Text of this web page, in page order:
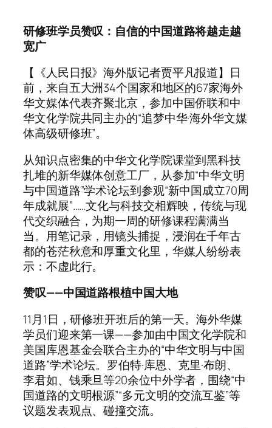
研修班学员赞叹：自信的中国道路将越走越
宽广
【《人民日报》海外版记者贾平凡报道】日
前，来自五大洲34个国家和地区的67家海外
华文媒体代表齐聚北京，参加中国侨联和中
华文化学院共同主办的“追梦中华·海外华文媒
体高级研修班”。
从知识点密集的中华文化学院课堂到黑科技
扎堆的新华媒体创意工厂，从参加“中华文明
与中国道路”学术论坛到参观“新中国成立70周
年成就展”……文化与科技交相辉映，传统与现
代交织融合，为期一周的研修课程满满当
当。用笔记录，用镜头捕捉，浸润在千年古
都的苍茫秋意和厚重文化里，华媒人纷纷表
示：不虚此行。
赞叹——中国道路根植中国大地
11月1日，研修班开班后的第一天。海外华媒
学员们迎来第一课——参加由中国文化学院和
美国库恩基金会联合主办的“中华文明与中国
道路”学术论坛。罗伯特·库恩、克里·布朗、
李君如、钱乘旦等20余位中外学者，围绕“中
国道路的文明根源”“多元文明的交流互鉴”等
议题发表观点、碰撞交流。